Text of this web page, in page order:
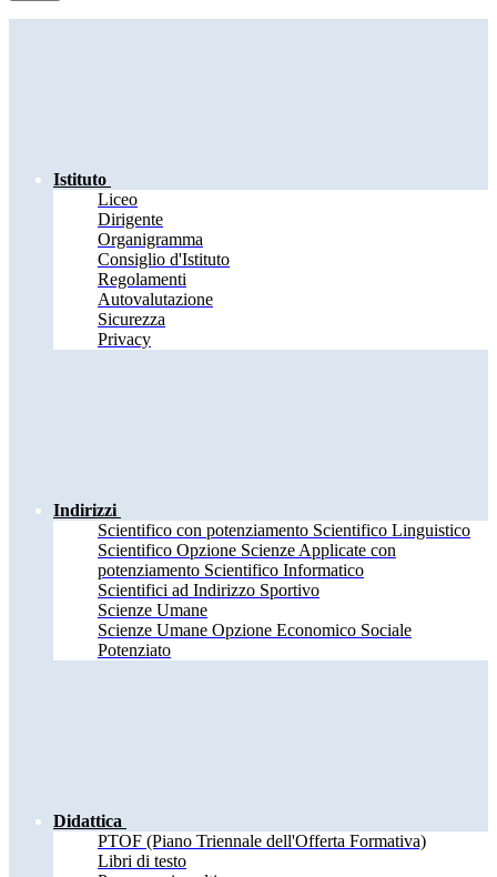
Istituto
Liceo
Dirigente
Organigramma
Consiglio d'Istituto
Regolamenti
Autovalutazione
Sicurezza
Privacy
Indirizzi
Scientifico con potenziamento Scientifico Linguistico
Scientifico Opzione Scienze Applicate con
potenziamento Scientifico Informatico
Scientifici ad Indirizzo Sportivo
Scienze Umane
Scienze Umane Opzione Economico Sociale
Potenziato
Didattica
PTOF (Piano Triennale dell'Offerta Formativa)
Libri di testo